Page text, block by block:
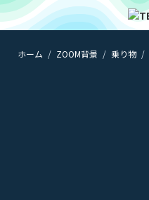
ホーム ZOOM背景 乗り物